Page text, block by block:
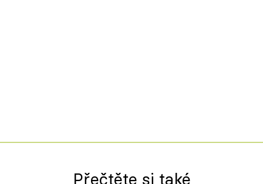
Přečtěte si také